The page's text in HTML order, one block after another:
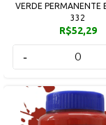
VERDE PERMANENTE
332
R$52,29
-